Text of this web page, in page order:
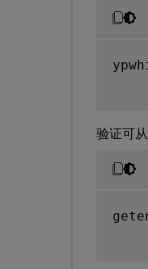
验证可